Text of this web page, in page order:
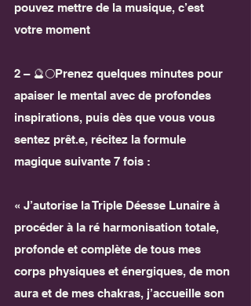
pouvez mettre de la musique, c’est
votre moment
2 – 🔮🌕Prenez quelques minutes pour
apaiser le mental avec de profondes
inspirations, puis dès que vous vous
sentez prêt.e, récitez la formule
magique suivante 7 fois :
« J’autorise la Triple Déesse Lunaire à
procéder à la ré harmonisation totale,
profonde et complète de tous mes
corps physiques et énergiques, de mon
aura et de mes chakras, j’accueille son